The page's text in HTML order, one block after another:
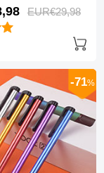
98 EUR€29,98
-71%